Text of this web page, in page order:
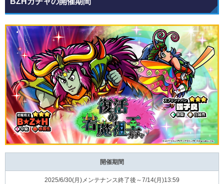
開催期間
2025/6/30(月)メンテナンス終了後～7/14(月)13:59